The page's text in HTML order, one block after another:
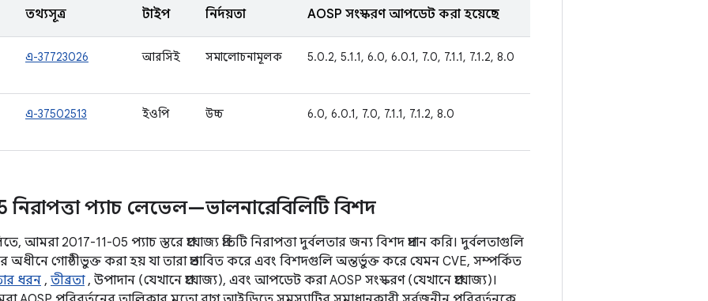
তথ্যসূত্র টাইপ নির্দয়তা AOSP সংস্করণ আপডেট করা হয়েছে
এ-37723026 আরসিই সমালোচনামূলক 5.0.2, 5.1.1, 6.0, 6.0.1, 7.0, 7.1.1, 7.1.2, 8.0
এ-37502513 ইওপি উচ্চ 6.0, 6.0.1, 7.0, 7.1.1, 7.1.2, 8.0
নিরাপত্তা প্যাচ লেভেল—ভালনারেবিলিটি বিশদ
আমরা 2017-11-05 প্যাচ স্তরে প্রযোজ্য প্রতিটি নিরাপত্তা দুর্বলতার জন্য বিশদ প্রদান করি। দুর্বলতাগুলি
অধীনে গোষ্ঠীভুক্ত করা হয় যা তারা প্রভাবিত করে এবং বিশদগুলি অন্তর্ভুক্ত করে যেমন CVE, সম্পর্কিত
ধরন , তীব্রতা, উপাদান (যেখানে প্রযোজ্য), এবং আপডেট করা AOSP সংস্করণ (যেখানে প্রযোজ্য)।